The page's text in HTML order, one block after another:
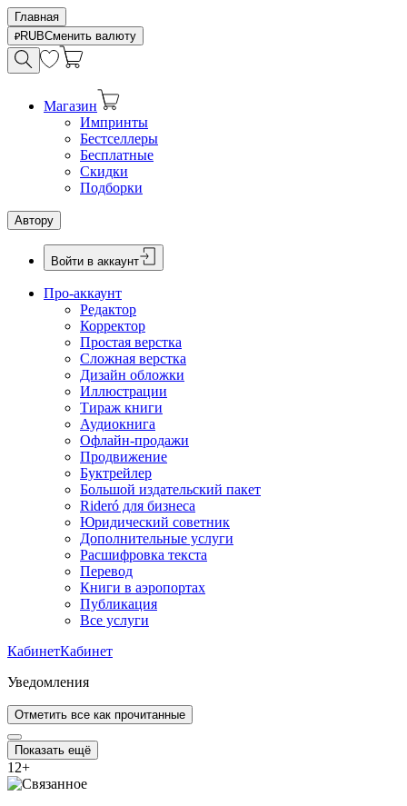
Главная
RUBСменить валюту
Магазин
Импринты
Бестселлеры
Бесплатные
Скидки
Подборки
Автору
Войти в аккаунт
Про-аккаунт
Редактор
Корректор
Простая верстка
Сложная верстка
Дизайн обложки
Иллюстрации
Тираж книги
Аудиокнига
Офлайн-продажи
Продвижение
Буктрейлер
Большой издательский пакет
Rideró для бизнеса
Юридический советник
Дополнительные услуги
Расшифровка текста
Перевод
Книги в аэропортах
Публикация
Все услуги
КабинетКабинет
Уведомления
Отметить все как прочитанные
Показать ещё
12+